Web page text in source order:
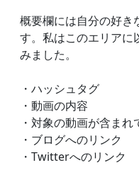
概要欄には自分の好き
す。私はこのエリアに
みました。
・ハッシュタグ
・動画の内容
・対象の動画が含まれ
・ブログへのリンク
・Twitterへのリンク